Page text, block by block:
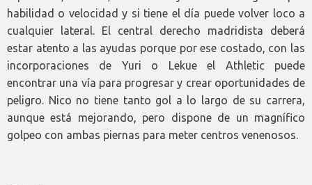
habilidad o velocidad y si tiene el día puede volver loco a
cualquier lateral. El central derecho madridista deberá
estar atento a las ayudas porque por ese costado, con las
incorporaciones de Yuri o Lekue el Athletic puede
encontrar una vía para progresar y crear oportunidades de
peligro. Nico no tiene tanto gol a lo largo de su carrera,
aunque está mejorando, pero dispone de un magnífico
golpeo con ambas piernas para meter centros venenosos.